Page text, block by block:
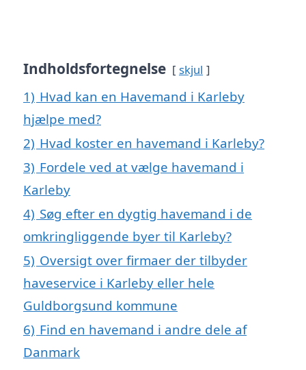
Indholdsfortegnelse skjul
1) Hvad kan en Havemand i Karleby
hjælpe med?
2) Hvad koster en havemand i Karleby?
3) Fordele ved at vælge havemand i
Karleby
4) Søg efter en dygtig havemand i de
omkringliggende byer til Karleby?
5) Oversigt over firmaer der tilbyder
haveservice i Karleby eller hele
Guldborgsund kommune
6) Find en havemand i andre dele af
Danmark